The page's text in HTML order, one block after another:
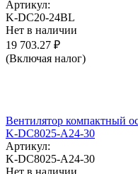
Артикул:
K-DC20-24BL
Нет в наличии
19 703.27 ₽
(Включая налог)
Вентилятор компактный
K-DC8025-A24-30
Артикул:
K-DC8025-A24-30